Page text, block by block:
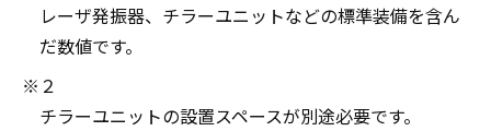
レーザ発振器、チラーユニットなどの標準装備を含ん
だ数値です。
※２
チラーユニットの設置スペースが別途必要です。